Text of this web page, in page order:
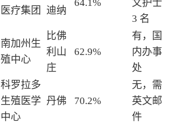
医疗集团
迪纳
64.1%
文护士
3 名
南加州生
殖中心
比佛
利山
庄
62.9%
有，国
内办事
处
科罗拉多
生殖医学
中心
丹佛 70.2%
无，需
英文邮
件